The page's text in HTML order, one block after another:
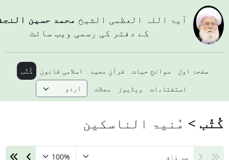
آيۃ اللہ العظمی الشيخمحمد حسین
کے دفتر کی رسمی ویب سائٹ
صفحۂ اول سوانحِ حیات قرآنِ مجید اسلامی قانون
کُتُب
استفتاءات
ویڈیوز مجلات
مُنیۃ الناسکين